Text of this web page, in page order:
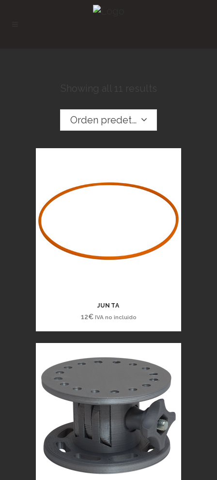
Showing all 11 results
Orden predeterminado
JUNTA
12€ IVA no incluido